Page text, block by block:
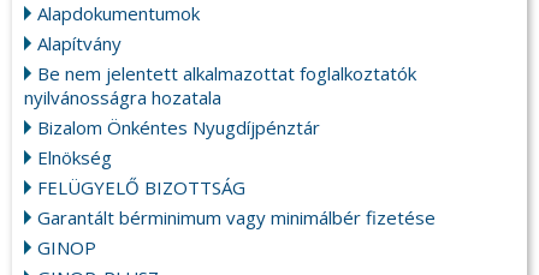
Alapdokumentumok
Alapítvány
Be nem jelentett alkalmazottat foglalkoztatók
nyilvánosságra hozatala
Bizalom Önkéntes Nyugdíjpénztár
Elnökség
FELÜGYELŐ BIZOTTSÁG
Garantált bérminimum vagy minimálbér fizetése
GINOP